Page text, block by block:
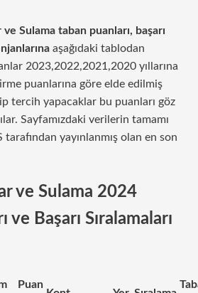
ve Sulama taban puanları, başarı
aşağıdaki tablodan
2023,2022,2021,2020 yıllarına
puanlarına göre elde edilmiş
tercih yapacaklar bu puanları göz
Sayfamızdaki verilerin tamamı
yayınlanmış olan en son
ve Sulama 2024
ve Başarı Sıralamaları
Puan